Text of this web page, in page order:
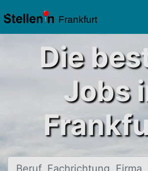
Frankfurt
Die
Jobs
Beruf, Fachrichtung, Firma